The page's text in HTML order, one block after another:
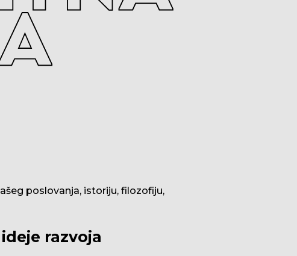
poslovanja, istoriju, filozofiju,
razvoja